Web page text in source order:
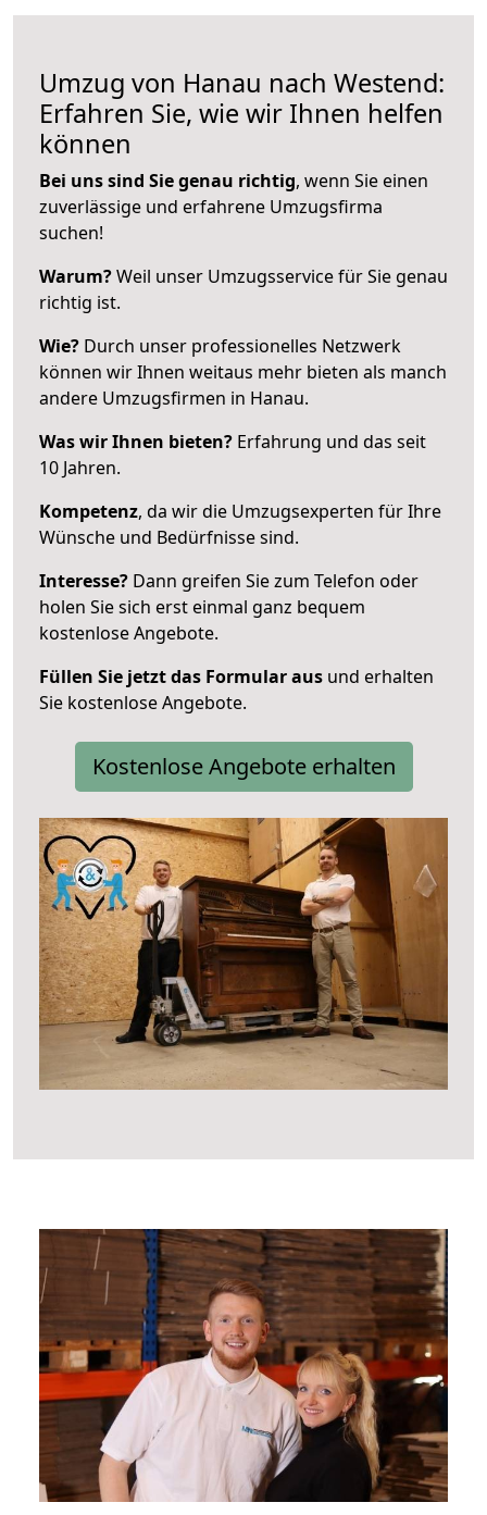
Umzug von Hanau nach Westend:
Erfahren Sie, wie wir Ihnen helfen
können
Bei uns sind Sie genau richtig, wenn Sie einen
zuverlässige und erfahrene Umzugsfirma
suchen!
Warum?Weil unser Umzugsservice für Sie genau
richtig ist.
Wie? Durch unser professionelles Netzwerk
können wir Ihnen weitaus mehr bieten als manch
andere Umzugsfirmen in Hanau.
Was wir Ihnen bieten? Erfahrung und das seit
10 Jahren.
Kompetenz, da wir die Umzugsexperten für Ihre
Wünsche und Bedürfnisse sind.
Interesse? Dann greifen Sie zum Telefon oder
holen Sie sich erst einmal ganz bequem
kostenlose Angebote.
Füllen Sie jetzt das Formular aus und erhalten
Sie kostenlose Angebote.
Kostenlose Angebote erhalten